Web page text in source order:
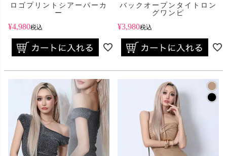
ロゴプリントシアーパーカ
ー
¥4,980税込
バックオープンタイトロン
グワンピ
¥3,980税込